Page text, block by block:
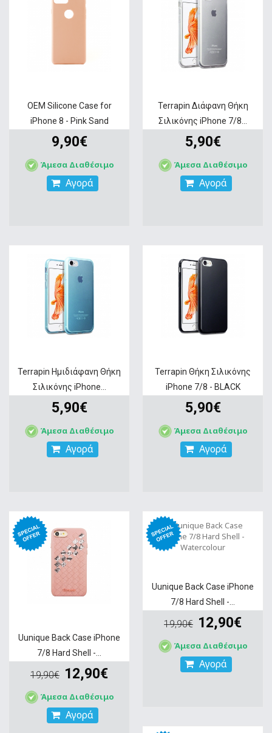
OEM Silicone Case for
iPhone 8 - Pink Sand
9,90€
Άμεσα Διαθέσιμο
Αγορά
Terrapin Διάφανη Θήκη
Σιλικόνης iPhone 7/8...
5,90€
Άμεσα Διαθέσιμο
Αγορά
Terrapin Ημιδιάφανη Θήκη
Σιλικόνης iPhone...
5,90€
Άμεσα Διαθέσιμο
Αγορά
Terrapin Θήκη Σιλικόνης
iPhone 7/8 - BLACK
5,90€
Άμεσα Διαθέσιμο
Αγορά
Uunique Back Case iPhone
7/8 Hard Shell -...
19,90€ 12,90€
Άμεσα Διαθέσιμο
Αγορά
Uunique Back Case iPhone
7/8 Hard Shell -...
19,90€ 12,90€
Άμεσα Διαθέσιμο
Αγορά